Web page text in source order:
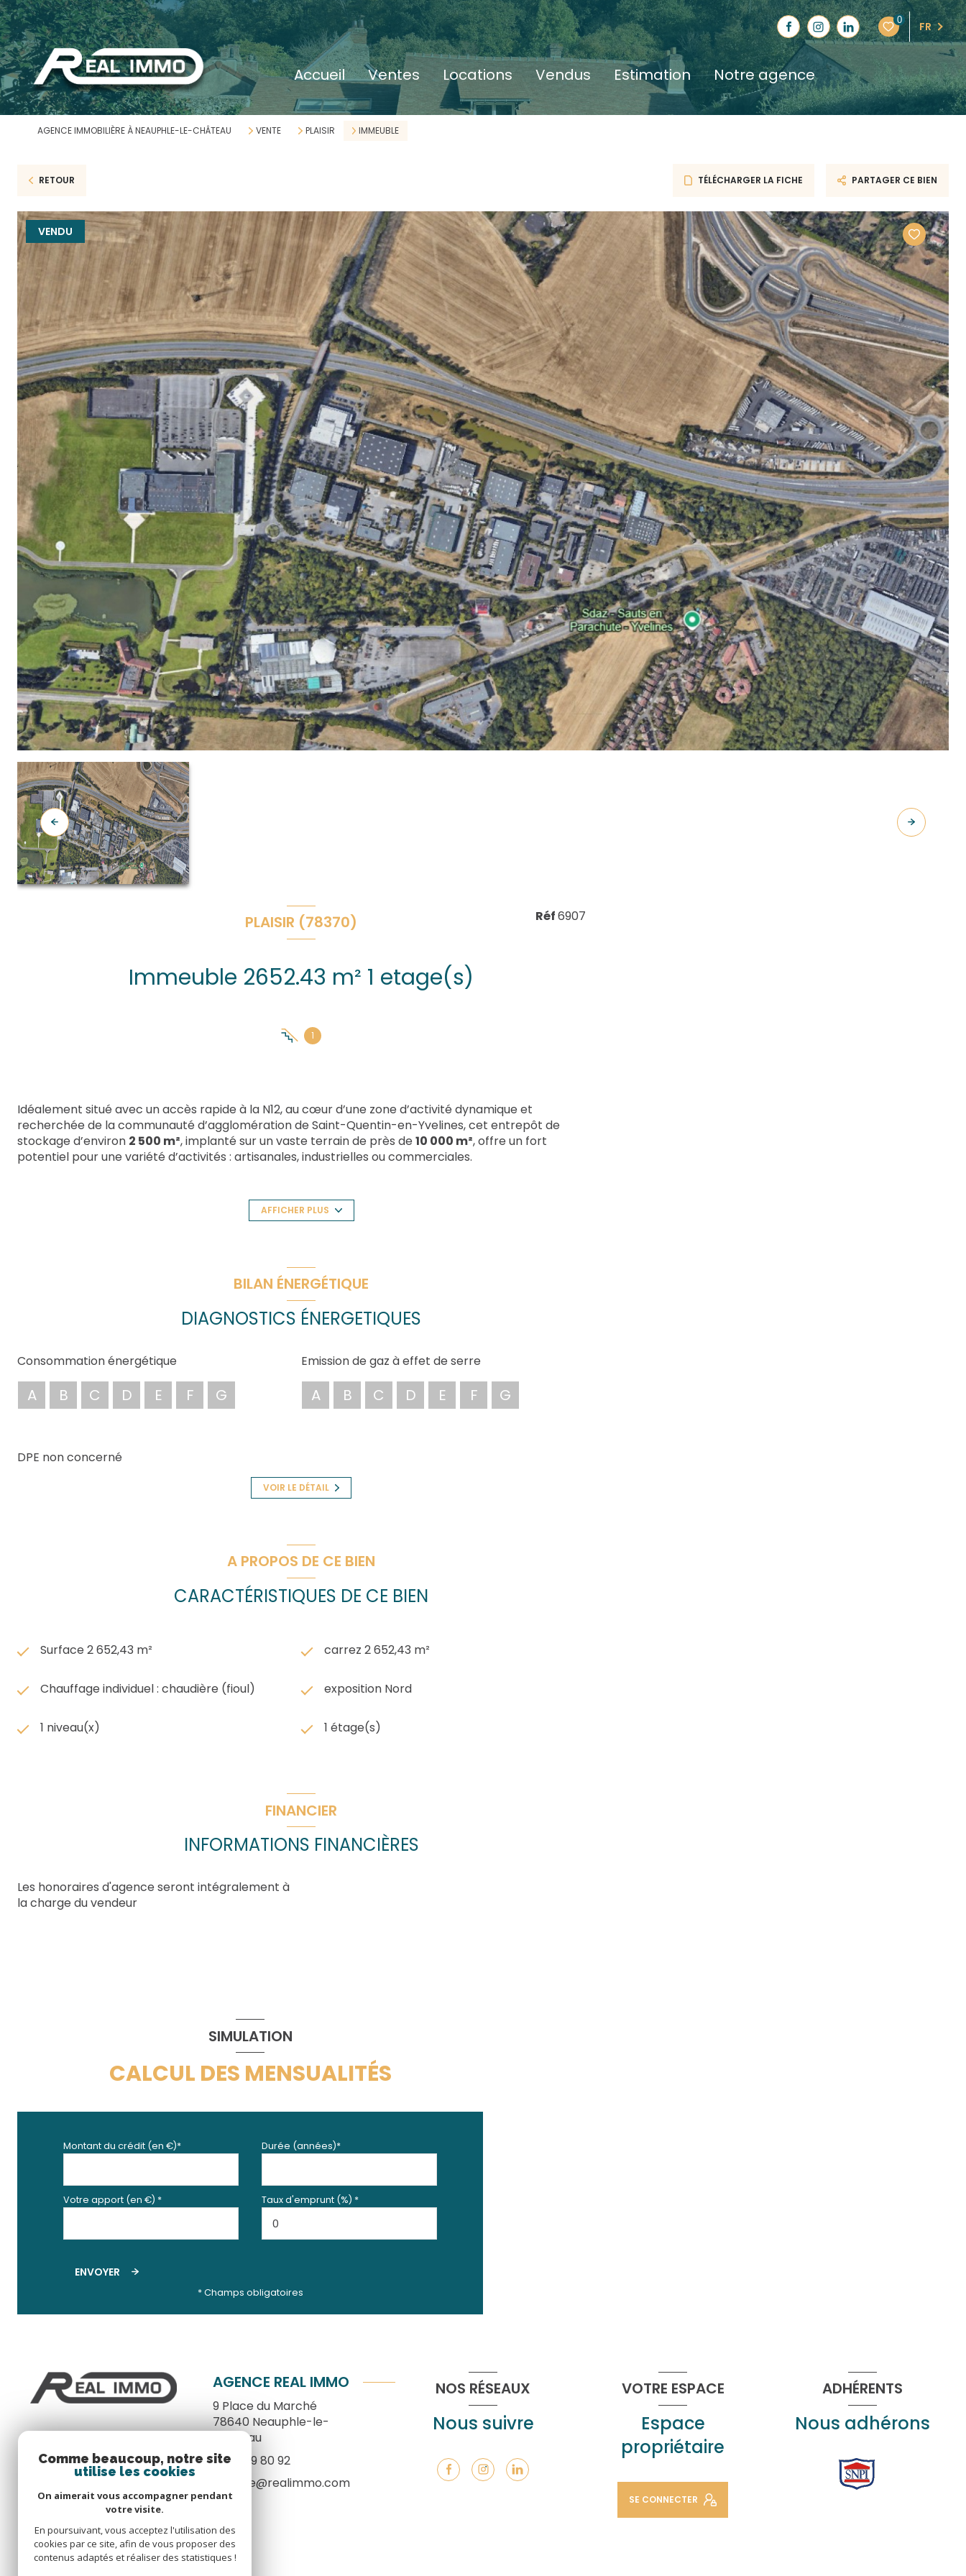
0 FR
accueil ventes locations vendus estimation notre agence
AGENCE IMMOBILIÈRE À NEAUPHLE-LE-CHÂTEAU VENTE PLAISIR IMMEUBLE
RETOUR TÉLÉCHARGER LA FICHE PARTAGER CE BIEN
VENDU
PLAISIR (78370)
Immeuble 2652.43 m² 1 etage(s)
1
Réf6907
Idéalement situé avec un accès rapide à la N12, au cœur d’une zone d’activité dynamique et
recherchée de la communauté d’agglomération de Saint-Quentin-en-Yvelines, cet entrepôt de
stockage d’environ 2 500 m², implanté sur un vaste terrain de près de 10 000 m², offre un fort
potentiel pour une variété d’activités : artisanales, industrielles ou commerciales.
Un bien rare sur le marché, idéal pour implanter ou développer votre activité dans un secteur en
AFFICHER PLUS
BILAN ÉNERGÉTIQUE
DIAGNOSTICS ÉNERGETIQUES
Consommation énergétique
A B C D E F G
Emission de gaz à effet de serre
A B C D E F G
DPE non concerné
VOIR LE DÉTAIL
A PROPOS DE CE BIEN
CARACTÉRISTIQUES DE CE BIEN
Surface 2 652,43 m² carrez 2 652,43 m²
Chauffage individuel : chaudière (fioul) exposition Nord
1 niveau(x) 1 étage(s)
FINANCIER
INFORMATIONS FINANCIÈRES
Les honoraires d'agence seront intégralement à
la charge du vendeur
SIMULATION
CALCUL DES MENSUALITÉS
Montant du crédit (en €)* Durée (années)*
Votre apport (en €) * Taux d'emprunt (%) *
ENVOYER
* Champs obligatoires
AGENCE REAL IMMO
9 Place du Marché
78640 Neauphle-le-
Château
01 34 89 80 92
agence@realimmo.com
NOS RÉSEAUX
Nous suivre
VOTRE ESPACE
Espace
propriétaire
SE CONNECTER
ADHÉRENTS
Nous adhérons
Comme beaucoup, notre site
utilise les cookies
On aimerait vous accompagner pendant
votre visite.
En poursuivant, vous acceptez l'utilisation des
cookies par ce site, afin de vous proposer des
contenus adaptés et réaliser des statistiques !